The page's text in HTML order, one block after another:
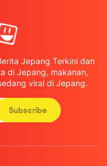
Jepang Terkini dan
di Jepang, makanan,
viral di Jepang.
Subscribe